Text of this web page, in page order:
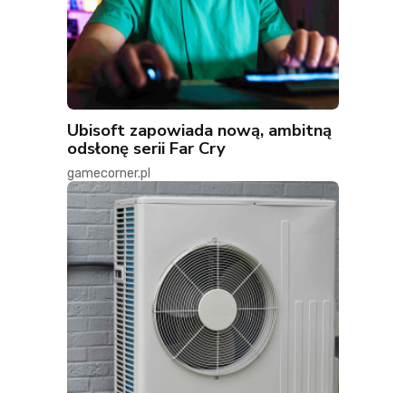
Ubisoft zapowiada nową, ambitną
odsłonę serii Far Cry
gamecorner.pl